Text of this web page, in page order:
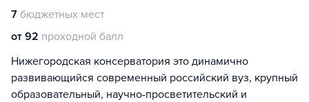
7 бюджетных мест
от 92 проходной балл
Нижегородская консерватория это динамично
развивающийся современный российский вуз, крупный
образовательный, научно-просветительский и